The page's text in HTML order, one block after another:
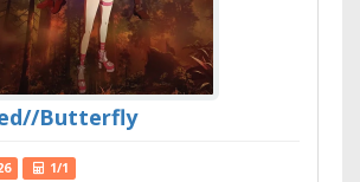
Butterfly
1/1